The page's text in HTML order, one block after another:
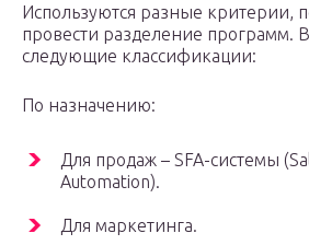
Используются разные критерии,
провести разделение программ.
следующие классификации:
По назначению:
Для продаж – SFA-системы
Automation).
Для маркетинга.